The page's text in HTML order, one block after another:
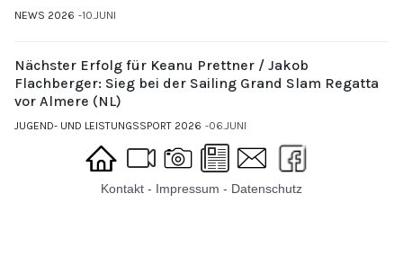
NEWS 2026 10.JUNI
Nächster Erfolg für Keanu Prettner / Jakob
Flachberger: Sieg bei der Sailing Grand Slam Regatta
vor Almere (NL)
JUGEND- UND LEISTUNGSSPORT 2026 06.JUNI
Kontakt - Impressum - Datenschutz